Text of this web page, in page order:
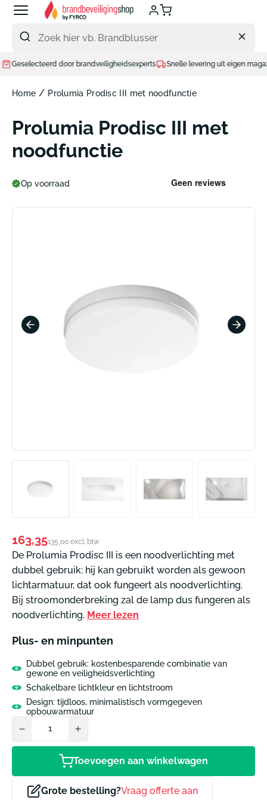
Meteen
naar
content
door brandveiligheidsexperts Snelle levering uit eigen magazijn
Home / Prolumia Prodisc III met noodfunctie
Prolumia Prodisc III met
noodfunctie
Op voorraad
Normale
prijs
163,35135,00 excl. btw
De Prolumia Prodisc III is een noodverlichting met
dubbel gebruik: hij kan gebruikt worden als gewoon
lichtarmatuur, dat ook fungeert als noodverlichting.
Bij stroomonderbreking zal de lamp dus fungeren als
noodverlichting. Meer lezen
Plus- en minpunten
Dubbel gebruik: kostenbesparende combinatie van
gewone en veiligheidsverlichting
Schakelbare lichtkleur en lichtstroom
Design: tijdloos, minimalistisch vormgegeven
opbouwarmatuur
Toevoegen aan winkelwagen
Grote bestelling?Vraag offerte aan